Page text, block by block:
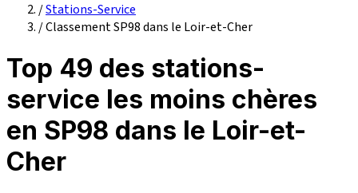
/Stations-Service
/Classement SP98 dans le Loir-et-Cher
Top 49 des stations-
service les moins chères
en SP98 dans le Loir-et-
Cher